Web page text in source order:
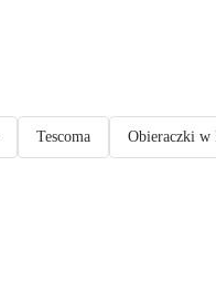
Tescoma Obieraczki w